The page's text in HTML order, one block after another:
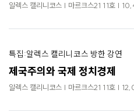
알렉스 캘리니코스 | 마르크스21 11호 |
특집:알렉스 캘리니코스 방한 강연
제국주의와 국제 정치경제
알렉스 캘리니코스 | 마르크스21 11호 |